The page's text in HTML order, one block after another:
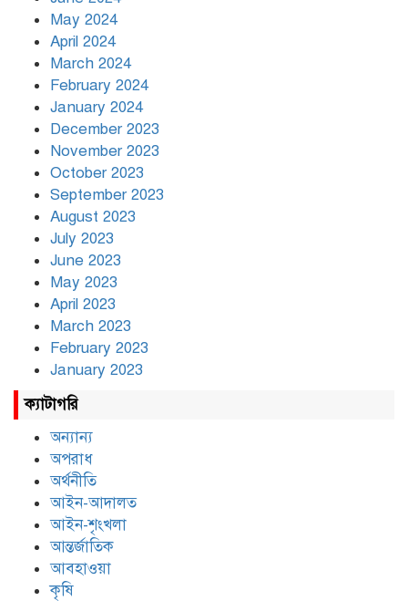
May 2024
April 2024
March 2024
February 2024
January 2024
December 2023
November 2023
October 2023
September 2023
August 2023
July 2023
June 2023
May 2023
April 2023
March 2023
February 2023
January 2023
ক্যাটাগরি
অন্যান্য
অপরাধ
অর্থনীতি
আইন-আদালত
আইন-শৃংখলা
আন্তর্জাতিক
আবহাওয়া
কৃষি